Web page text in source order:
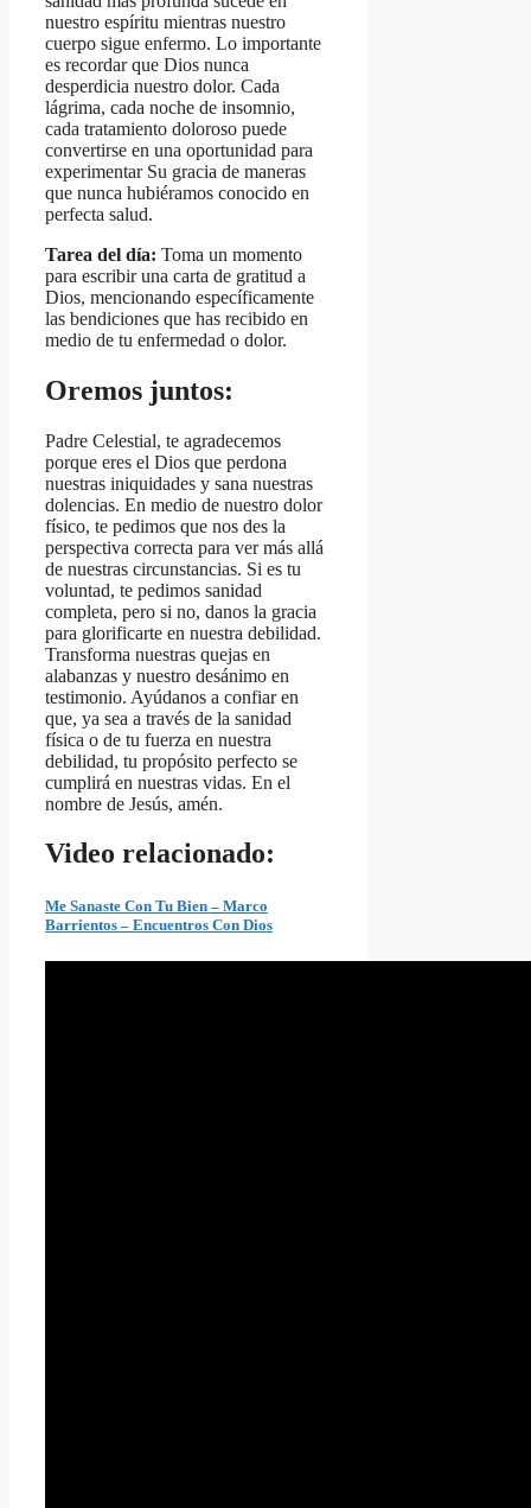
nuestro espíritu mientras nuestro
cuerpo sigue enfermo. Lo importante
es recordar que Dios nunca
desperdicia nuestro dolor. Cada
lágrima, cada noche de insomnio,
cada tratamiento doloroso puede
convertirse en una oportunidad para
experimentar Su gracia de maneras
que nunca hubiéramos conocido en
perfecta salud.
Tarea del día: Toma un momento
para escribir una carta de gratitud a
Dios, mencionando específicamente
las bendiciones que has recibido en
medio de tu enfermedad o dolor.
Oremos juntos:
Padre Celestial, te agradecemos
porque eres el Dios que perdona
nuestras iniquidades y sana nuestras
dolencias. En medio de nuestro dolor
físico, te pedimos que nos des la
perspectiva correcta para ver más allá
de nuestras circunstancias. Si es tu
voluntad, te pedimos sanidad
completa, pero si no, danos la gracia
para glorificarte en nuestra debilidad.
Transforma nuestras quejas en
alabanzas y nuestro desánimo en
testimonio. Ayúdanos a confiar en
que, ya sea a través de la sanidad
física o de tu fuerza en nuestra
debilidad, tu propósito perfecto se
cumplirá en nuestras vidas. En el
nombre de Jesús, amén.
Video relacionado:
Me Sanaste Con Tu Bien – Marco
Barrientos – Encuentros Con Dios